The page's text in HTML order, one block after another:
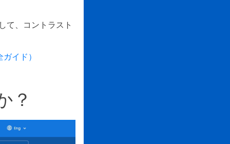
て、コントラスト
イド）
？